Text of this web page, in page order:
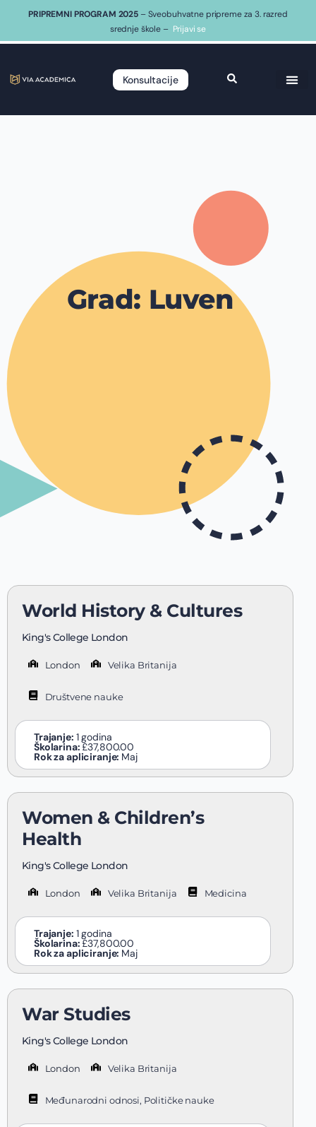
PRIPREMNI PROGRAM 2025 – Sveobuhvatne pripreme za 3. razred
srednje škole – Prijavi se
Konsultacije
Grad: Luven
World History & Cultures
King's College London
London Velika Britanija
Društvene nauke
Trajanje: 1 godina
Školarina:£37,800.00
Rok za apliciranje: Maj
Women & Children’s
Health
King's College London
London Velika Britanija Medicina
Trajanje: 1 godina
Školarina:£37,800.00
Rok za apliciranje: Maj
War Studies
King's College London
London Velika Britanija
Međunarodni odnosi, Političke nauke